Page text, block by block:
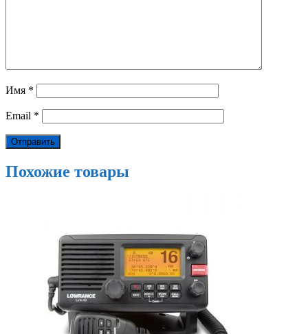
Имя *
Email *
Похожие товары